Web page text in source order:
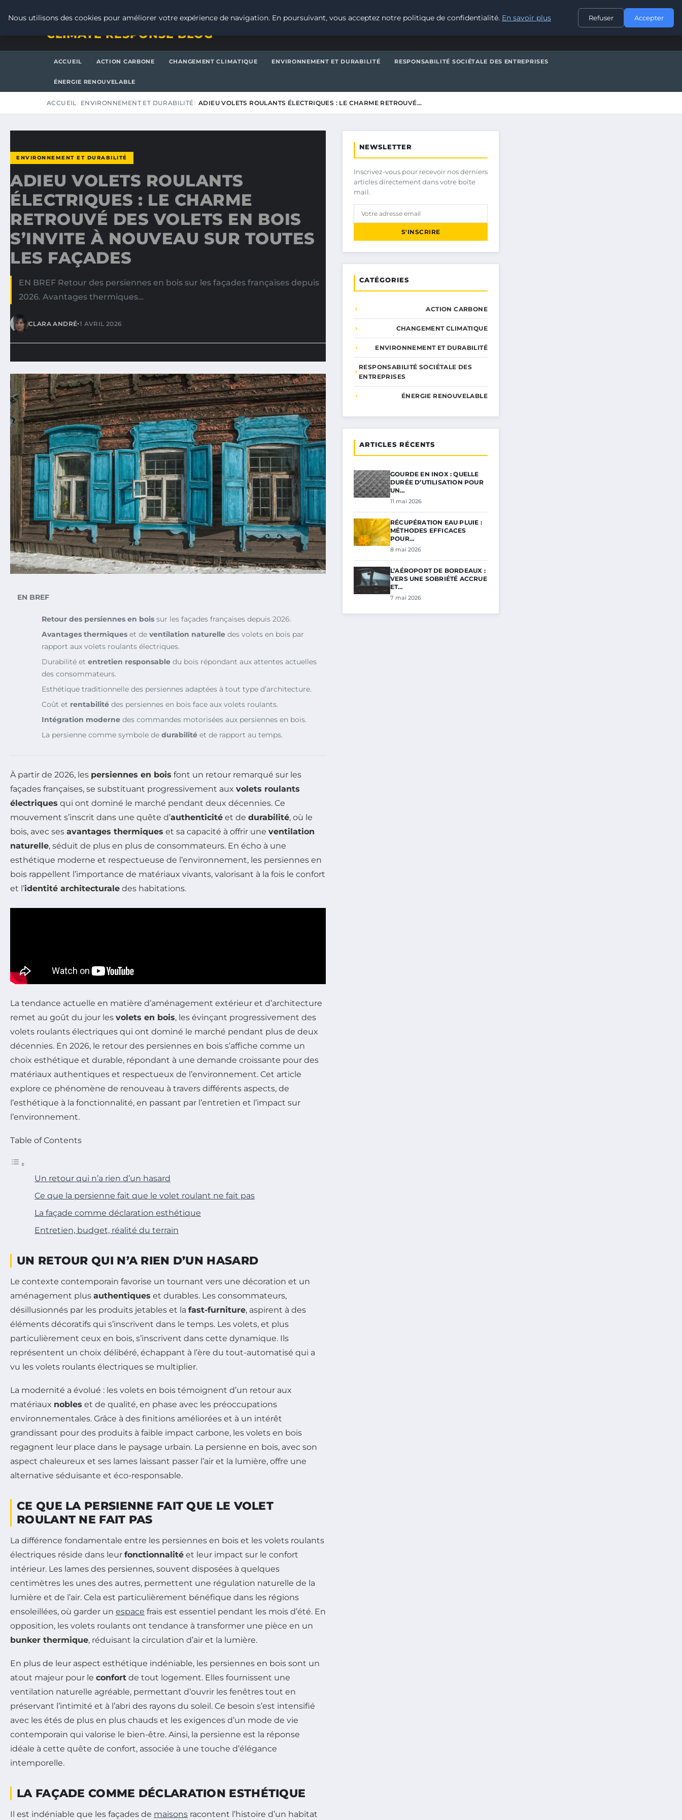
CONTACT
CLIMATE RESPONSE BLOG
ACCUEIL ACTION CARBONE CHANGEMENT CLIMATIQUE ENVIRONNEMENT ET DURABILITÉ RESPONSABILITÉ SOCIÉTALE DES ENTREPRISES
ÉNERGIE RENOUVELABLE
ACCUEIL ENVIRONNEMENT ET DURABILITÉ ADIEU VOLETS ROULANTS ÉLECTRIQUES : LE CHARME RETROUVÉ…
ENVIRONNEMENT ET DURABILITÉ
ADIEU VOLETS ROULANTS
ÉLECTRIQUES : LE CHARME
RETROUVÉ DES VOLETS EN BOIS
S’INVITE À NOUVEAU SUR TOUTES
LES FAÇADES
EN BREF Retour des persiennes en bois sur les façades françaises depuis
2026. Avantages thermiques…
CLARA ANDRÉ•1 AVRIL 2026
EN BREF
Retour des persiennes en bois sur les façades françaises depuis 2026.
Avantages thermiques et de ventilation naturelle des volets en bois par
rapport aux volets roulants électriques.
Durabilité et entretien responsable du bois répondant aux attentes actuelles
des consommateurs.
Esthétique traditionnelle des persiennes adaptées à tout type d’architecture.
Coût et rentabilité des persiennes en bois face aux volets roulants.
Intégration moderne des commandes motorisées aux persiennes en bois.
La persienne comme symbole de durabilité et de rapport au temps.
À partir de 2026, les persiennes en bois font un retour remarqué sur les
façades françaises, se substituant progressivement aux volets roulants
électriques qui ont dominé le marché pendant deux décennies. Ce
mouvement s’inscrit dans une quête d’authenticité et de durabilité, où le
bois, avec ses avantages thermiques et sa capacité à offrir une ventilation
naturelle, séduit de plus en plus de consommateurs. En écho à une
esthétique moderne et respectueuse de l’environnement, les persiennes en
bois rappellent l’importance de matériaux vivants, valorisant à la fois le confort
et l’identité architecturale des habitations.
La tendance actuelle en matière d’aménagement extérieur et d’architecture
remet au goût du jour les volets en bois, les évinçant progressivement des
volets roulants électriques qui ont dominé le marché pendant plus de deux
décennies. En 2026, le retour des persiennes en bois s’affiche comme un
choix esthétique et durable, répondant à une demande croissante pour des
matériaux authentiques et respectueux de l’environnement. Cet article
explore ce phénomène de renouveau à travers différents aspects, de
l’esthétique à la fonctionnalité, en passant par l’entretien et l’impact sur
l’environnement.
Table of Contents
Un retour qui n’a rien d’un hasard
Ce que la persienne fait que le volet roulant ne fait pas
La façade comme déclaration esthétique
Entretien, budget, réalité du terrain
UN RETOUR QUI N’A RIEN D’UN HASARD
Le contexte contemporain favorise un tournant vers une décoration et un
aménagement plus authentiques et durables. Les consommateurs,
désillusionnés par les produits jetables et la fast-furniture, aspirent à des
éléments décoratifs qui s’inscrivent dans le temps. Les volets, et plus
particulièrement ceux en bois, s’inscrivent dans cette dynamique. Ils
représentent un choix délibéré, échappant à l’ère du tout-automatisé qui a
vu les volets roulants électriques se multiplier.
La modernité a évolué : les volets en bois témoignent d’un retour aux
matériaux nobles et de qualité, en phase avec les préoccupations
environnementales. Grâce à des finitions améliorées et à un intérêt
grandissant pour des produits à faible impact carbone, les volets en bois
regagnent leur place dans le paysage urbain. La persienne en bois, avec son
aspect chaleureux et ses lames laissant passer l’air et la lumière, offre une
alternative séduisante et éco-responsable.
CE QUE LA PERSIENNE FAIT QUE LE VOLET
ROULANT NE FAIT PAS
La différence fondamentale entre les persiennes en bois et les volets roulants
électriques réside dans leur fonctionnalité et leur impact sur le confort
intérieur. Les lames des persiennes, souvent disposées à quelques
centimètres les unes des autres, permettent une régulation naturelle de la
lumière et de l’air. Cela est particulièrement bénéfique dans les régions
ensoleillées, où garder un espace frais est essentiel pendant les mois d’été. En
opposition, les volets roulants ont tendance à transformer une pièce en un
bunker thermique, réduisant la circulation d’air et la lumière.
En plus de leur aspect esthétique indéniable, les persiennes en bois sont un
atout majeur pour le confort de tout logement. Elles fournissent une
ventilation naturelle agréable, permettant d’ouvrir les fenêtres tout en
préservant l’intimité et à l’abri des rayons du soleil. Ce besoin s’est intensifié
avec les étés de plus en plus chauds et les exigences d’un mode de vie
contemporain qui valorise le bien-être. Ainsi, la persienne est la réponse
idéale à cette quête de confort, associée à une touche d’élégance
intemporelle.
LA FAÇADE COMME DÉCLARATION ESTHÉTIQUE
Il est indéniable que les façades de maisons racontent l’histoire d’un habitat
NEWSLETTER
Inscrivez-vous pour recevoir nos derniers
articles directement dans votre boîte
mail.
S'INSCRIRE
CATÉGORIES
ACTION CARBONE
CHANGEMENT CLIMATIQUE
ENVIRONNEMENT ET DURABILITÉ
RESPONSABILITÉ SOCIÉTALE DES
ENTREPRISES
ÉNERGIE RENOUVELABLE
ARTICLES RÉCENTS
GOURDE EN INOX : QUELLE
DURÉE D’UTILISATION POUR
UN…
11 mai 2026
RÉCUPÉRATION EAU PLUIE :
MÉTHODES EFFICACES
POUR…
8 mai 2026
L’AÉROPORT DE BORDEAUX :
VERS UNE SOBRIÉTÉ ACCRUE
ET…
7 mai 2026
Nous utilisons des cookies pour améliorer votre expérience de navigation. En poursuivant, vous acceptez notre politique de confidentialité. En savoir plus Refuser Accepter